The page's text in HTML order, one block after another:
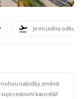
Je mi jedno odkud
nabídky změnit
cestovní kancelář.